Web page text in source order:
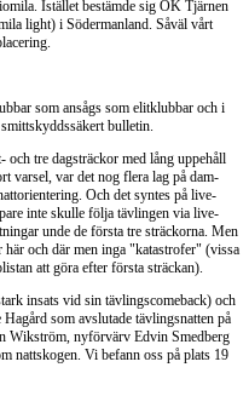
Istället bestämde sig OK Tjärnen
light) i Södermanland. Såväl vårt
som ansågs som elitklubbar och i
bulletin.
och tre dagsträckor med lång uppehåll
varsel, var det nog flera lag på dam-
Och det syntes på live-
inte skulle följa tävlingen via live-
unde de första tre sträckorna. Men
här och där men inga "katastrofer" (vissa
att göra efter första sträckan).
insats vid sin tävlingscomeback) och
som avslutade tävlingsnatten på
Wikström, nyförvärv Edvin Smedberg
nattskogen. Vi befann oss på plats 19